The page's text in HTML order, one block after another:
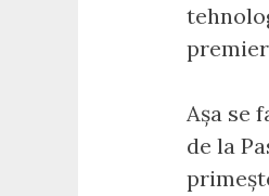
Așa se
de la